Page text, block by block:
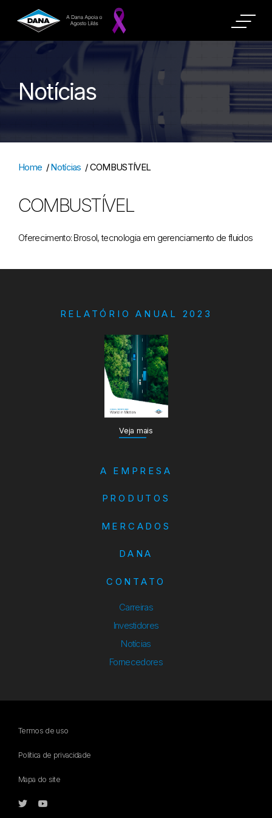
Notícias
Home /Notícias /COMBUSTÍVEL
COMBUSTÍVEL
Oferecimento: Brosol, tecnologia em gerenciamento de fluidos
RELATÓRIO ANUAL 2023
Veja mais
A EMPRESA
PRODUTOS
MERCADOS
DANA
CONTATO
Carreiras
Investidores
Notícias
Fornecedores
Termos de uso
Política de privacidade
Mapa do site